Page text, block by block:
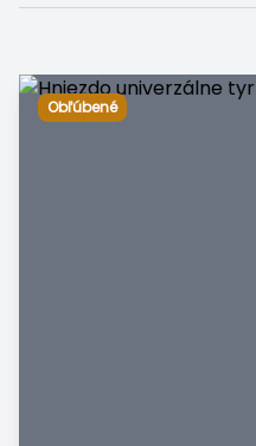
Obľúbené